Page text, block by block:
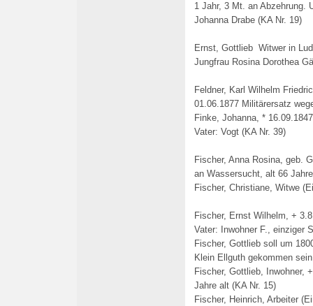
1 Jahr, 3 Mt. an Abzehrung.
Johanna Drabe (KA Nr. 19)
Ernst, Gottlieb Witwer in
Jungfrau Rosina Dorothea
Feldner, Karl Wilhelm
01.06.1877 Militärersatz
Finke, Johanna, *
Vater: Vogt (KA Nr. 39)
Fischer, Anna Rosina, geb.
an Wassersucht, alt 66
Fischer, Christiane, Witwe
Fischer, Ernst Wilhelm, +
Vater: Inwohner F., einziger
Fischer, Gottlieb soll um
Klein Ellguth gekommen
Fischer, Gottlieb, Inwohner,
Jahre alt (KA Nr. 15)
Fischer, Heinrich, Arbeiter